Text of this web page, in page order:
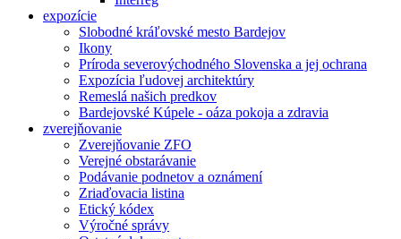
expozície
Slobodné kráľovské mesto Bardejov
Ikony
Príroda severovýchodného Slovenska a jej ochrana
Expozícia ľudovej architektúry
Remeslá našich predkov
Bardejovské Kúpele - oáza pokoja a zdravia
zverejňovanie
Zverejňovanie ZFO
Verejné obstarávanie
Podávanie podnetov a oznámení
Zriaďovacia listina
Etický kódex
Výročné správy